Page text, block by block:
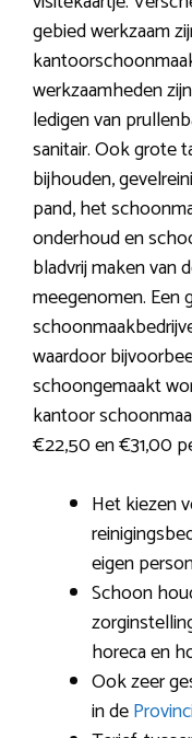
gebied werkzaam
werkzaamheden
ledigen van
sanitair. Ook grote
bijhouden,
pand, het
onderhoud en
bladvrij maken van
meegenomen. Een
waardoor
schoongemaakt
kantoor
€22,50 en €31,00
Het kiezen
eigen
Schoon
horeca en
Ook zeer
in de